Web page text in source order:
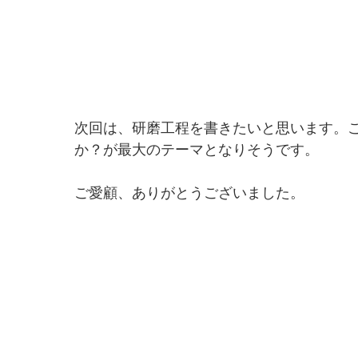
次回は、研磨工程を書きたいと思います。
か？が最大のテーマとなりそうです。
ご愛顧、ありがとうございました。